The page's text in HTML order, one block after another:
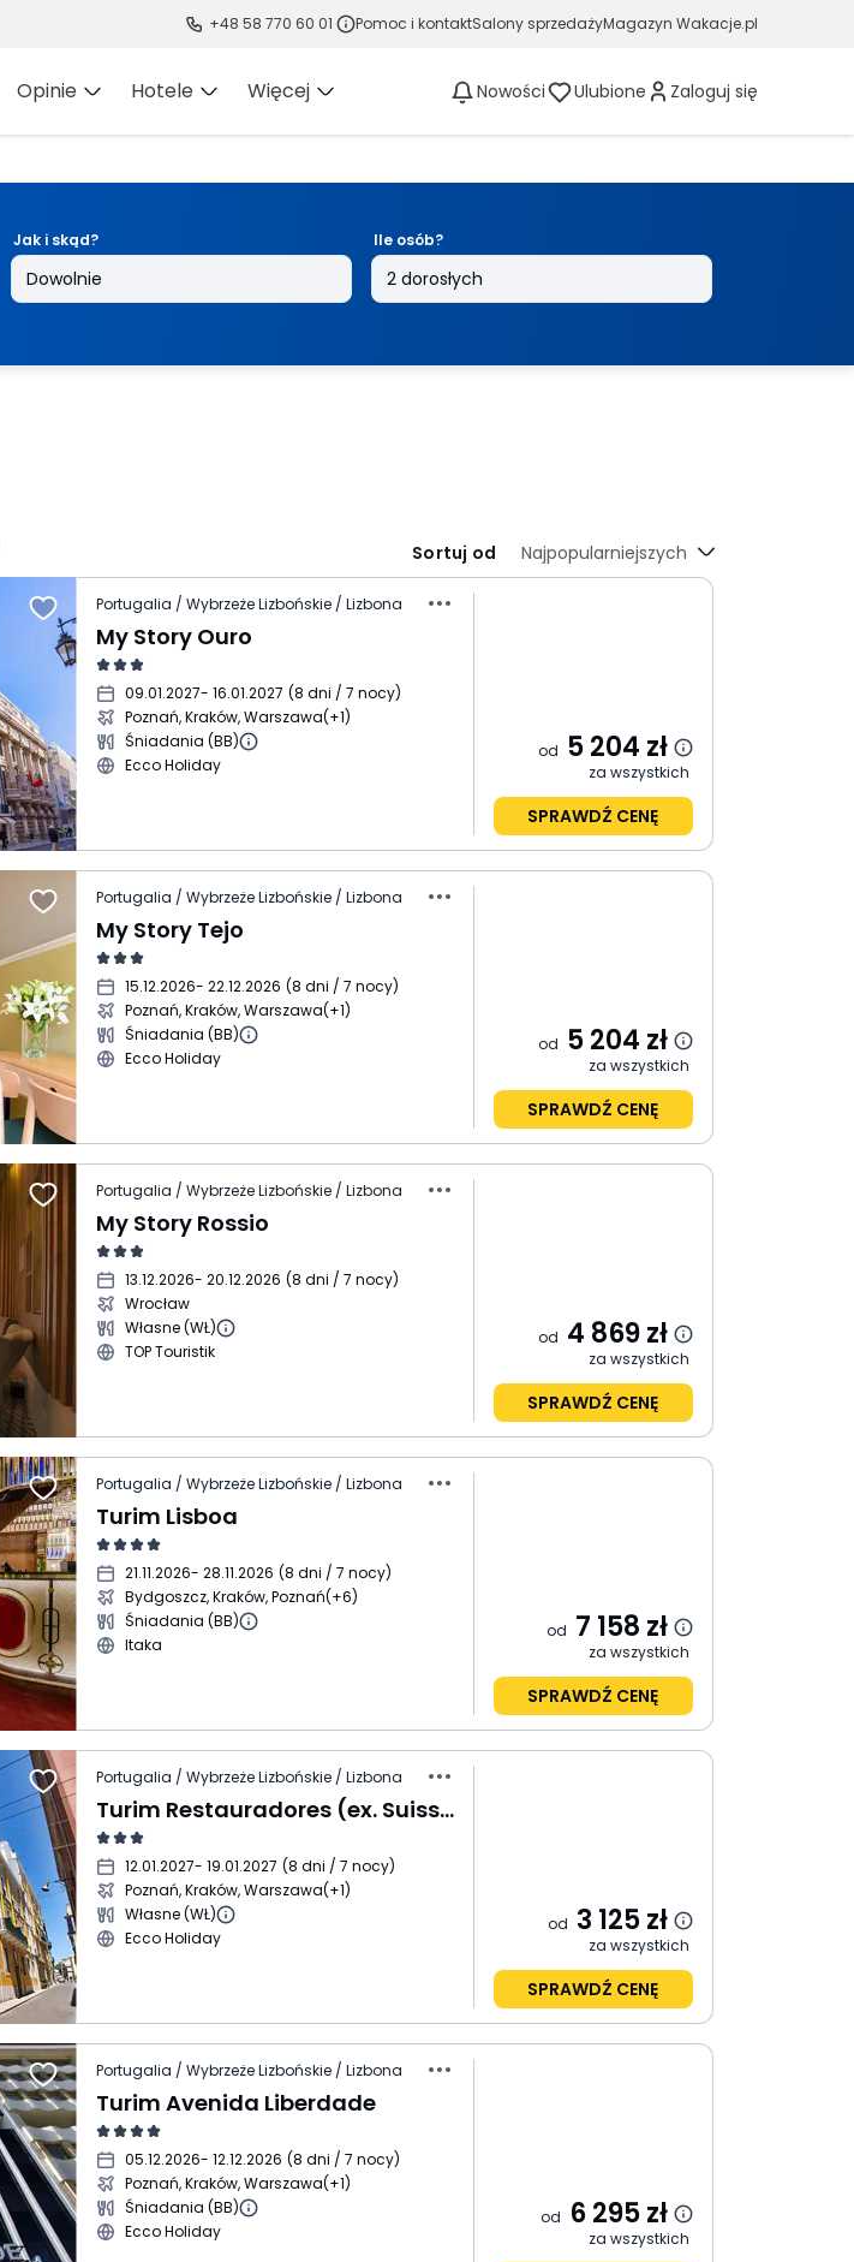
+48 58 770 60 01 Pomoc i kontaktSalony sprzedażyMagazyn Wakacje.pl
Opinie Hotele Więcej Nowości Ulubione Zaloguj się
Jak i skąd? Ile osób?
Sortuj od Najpopularniejszych
Portugalia / Wybrzeże Lizbońskie / Lizbona
My Story Ouro
09.01.2027- 16.01.2027 (8 dni / 7 nocy)
Poznań, Kraków, Warszawa(+1)
Śniadania (BB)
Ecco Holiday
od 5 204 zł
za wszystkich
SPRAWDŹ CENĘ
Portugalia / Wybrzeże Lizbońskie / Lizbona
My Story Tejo
15.12.2026- 22.12.2026 (8 dni / 7 nocy)
Poznań, Kraków, Warszawa(+1)
Śniadania (BB)
Ecco Holiday
od 5 204 zł
za wszystkich
SPRAWDŹ CENĘ
Portugalia / Wybrzeże Lizbońskie / Lizbona
My Story Rossio
13.12.2026- 20.12.2026 (8 dni / 7 nocy)
Wrocław
Własne (WŁ)
TOP Touristik
od 4 869 zł
za wszystkich
SPRAWDŹ CENĘ
Portugalia / Wybrzeże Lizbońskie / Lizbona
Turim Lisboa
21.11.2026- 28.11.2026 (8 dni / 7 nocy)
Bydgoszcz, Kraków, Poznań(+6)
Śniadania (BB)
Itaka
od 7 158 zł
za wszystkich
SPRAWDŹ CENĘ
Portugalia / Wybrzeże Lizbońskie / Lizbona
Turim Restauradores (ex. Suisso Atlantico)
12.01.2027- 19.01.2027 (8 dni / 7 nocy)
Poznań, Kraków, Warszawa(+1)
Własne (WŁ)
Ecco Holiday
od 3 125 zł
za wszystkich
SPRAWDŹ CENĘ
Portugalia / Wybrzeże Lizbońskie / Lizbona
Turim Avenida Liberdade
05.12.2026- 12.12.2026 (8 dni / 7 nocy)
Poznań, Kraków, Warszawa(+1)
Śniadania (BB)
Ecco Holiday
od 6 295 zł
za wszystkich